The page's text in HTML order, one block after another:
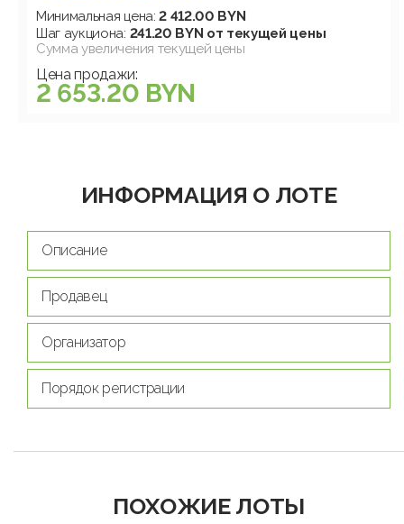
Минимальная цена:2 412.00 BYN
Шаг аукциона: 241.20 BYN от текущей цены
Сумма увеличения текущей цены
Цена продажи:
2 653.20 BYN
ИНФОРМАЦИЯ О ЛОТЕ
Описание
Продавец
Организатор
Порядок регистрации
ПОХОЖИЕ ЛОТЫ